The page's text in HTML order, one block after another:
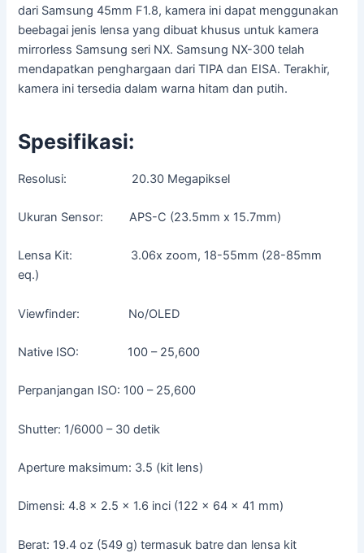
dari Samsung 45mm F1.8, kamera ini dapat menggunakan
beebagai jenis lensa yang dibuat khusus untuk kamera
mirrorless Samsung seri NX. Samsung NX-300 telah
mendapatkan penghargaan dari TIPA dan EISA. Terakhir,
kamera ini tersedia dalam warna hitam dan putih.
Spesifikasi:
Resolusi: 20.30 Megapiksel
Ukuran Sensor: APS-C (23.5mm x 15.7mm)
Lensa Kit: 3.06x zoom, 18-55mm (28-85mm
eq.)
Viewfinder: No/OLED
Native ISO: 100 – 25,600
Perpanjangan ISO: 100 – 25,600
Shutter: 1/6000 – 30 detik
Aperture maksimum: 3.5 (kit lens)
Dimensi: 4.8 x 2.5 x 1.6 inci (122 x 64 x 41 mm)
Berat: 19.4 oz (549 g) termasuk batre dan lensa kit